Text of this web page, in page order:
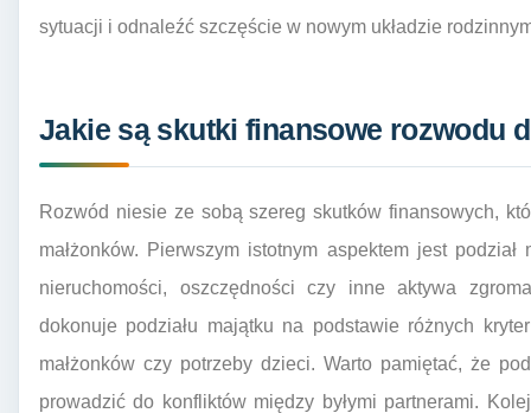
sytuacji i odnaleźć szczęście w nowym układzie
Jakie są skutki finansowe rozwodu
Rozwód niesie ze sobą szereg skutków finansowych,
małżonków. Pierwszym istotnym aspektem jest
nieruchomości, oszczędności czy inne aktywa
dokonuje podziału majątku na podstawie różnych
małżonków czy potrzeby dzieci. Warto pamiętać, że
prowadzić do konfliktów między byłymi partnerami.